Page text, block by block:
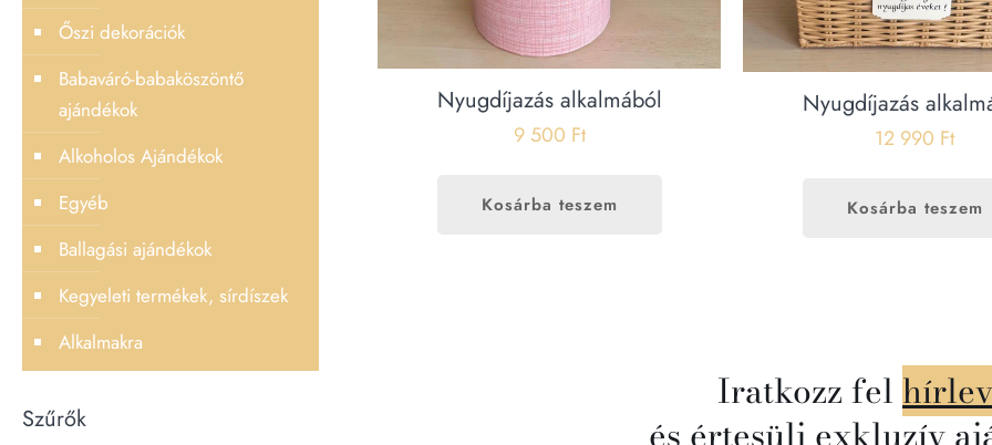
Nyugdíjazás alkalmából
9 500 Ft
Kosárba teszem
Nyugdíjazás
12 990 Ft
Kosárba teszem
Iratkozz fel
Őszi dekorációk
Babaváró-babaköszöntő
ajándékok
Alkoholos Ajándékok
Egyéb
Ballagási ajándékok
Kegyeleti termékek, sírdíszek
Alkalmakra
Szűrők